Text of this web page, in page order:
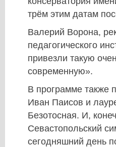
трём этим датам
Валерий Ворона,
педагогического
привезли такую
современную».
В программе также
Иван Паисов и
Безотосная. И,
Севастопольский
сегодняшний день